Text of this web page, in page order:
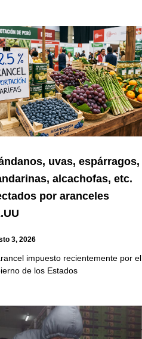
uvas, espárragos,
alcachofas, etc.
por aranceles
3, 2026
impuesto recientemente por el
de los Estados